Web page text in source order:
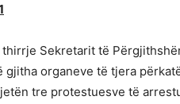
Sekretarit të
gjitha organeve të tjera
tre protestuesve të